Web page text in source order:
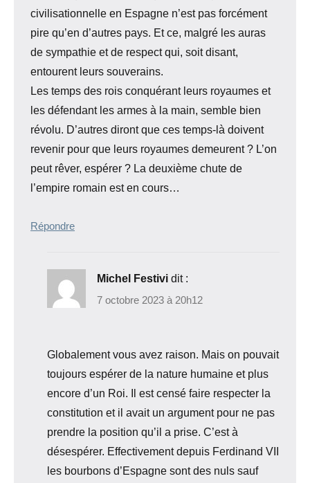
civilisationnelle en Espagne n’est pas forcément
pire qu’en d’autres pays. Et ce, malgré les auras
de sympathie et de respect qui, soit disant,
entourent leurs souverains.
Les temps des rois conquérant leurs royaumes et
les défendant les armes à la main, semble bien
révolu. D’autres diront que ces temps-là doivent
revenir pour que leurs royaumes demeurent ? L’on
peut rêver, espérer ? La deuxième chute de
l’empire romain est en cours…
Répondre
Michel Festivi dit :
7 octobre 2023 à 20h12
Globalement vous avez raison. Mais on pouvait
toujours espérer de la nature humaine et plus
encore d’un Roi. Il est censé faire respecter la
constitution et il avait un argument pour ne pas
prendre la position qu’il a prise. C’est à
désespérer. Effectivement depuis Ferdinand VII
les bourbons d’Espagne sont des nuls sauf